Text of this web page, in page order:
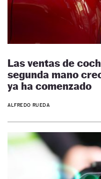
Las ventas de
segunda mano
ya ha comenzado
ALFREDO RUEDA